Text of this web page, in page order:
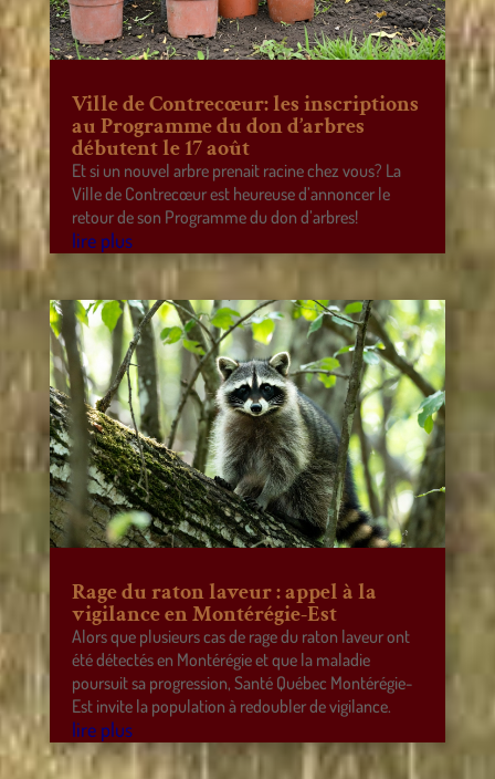
Ville de Contrecœur: les inscriptions
au Programme du don d’arbres
débutent le 17 août
Et si un nouvel arbre prenait racine chez vous? La
Ville de Contrecœur est heureuse d’annoncer le
retour de son Programme du don d’arbres!
lire plus
Rage du raton laveur : appel à la
vigilance en Montérégie-Est
Alors que plusieurs cas de rage du raton laveur ont
été détectés en Montérégie et que la maladie
poursuit sa progression, Santé Québec Montérégie-
Est invite la population à redoubler de vigilance.
lire plus